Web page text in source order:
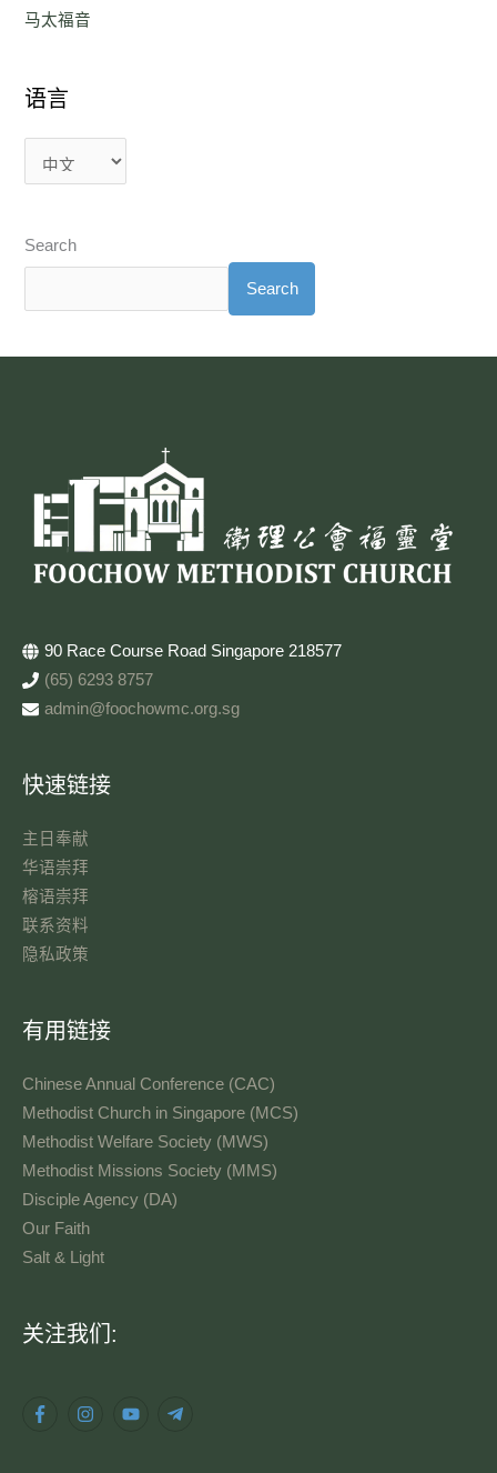
马太福音
语言
Search
Search
90 Race Course Road Singapore 218577
(65) 6293 8757
admin@foochowmc.org.sg
快速链接
主日奉献​
华语崇拜
榕语崇拜
联系资料​
隐私政策
有用链接
Chinese Annual Conference (CAC)
Methodist Church in Singapore (MCS)
Methodist Welfare Society (MWS)
Methodist Missions Society (MMS)
Disciple Agency (DA)
Our Faith
Salt & Light
关注我们:
语